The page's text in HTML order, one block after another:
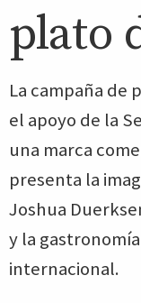
plato
La campaña de
el apoyo de la
una marca
presenta la
Joshua
y la
internacional.